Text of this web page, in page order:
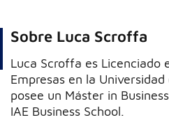
Sobre Luca Scroffa
Luca Scroffa es Licenciado
Empresas en la
posee un Máster in
IAE Business School.